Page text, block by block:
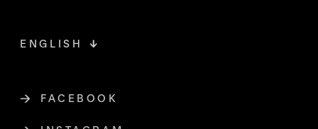
FACEBOOKODKAZ SE OTEVŘE NA NOVÉ
ENGLISH